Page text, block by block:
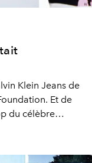
Klein Jeans de
Et de
du célèbre